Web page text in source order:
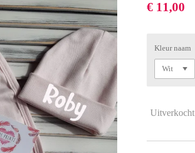
€ 11,00
Kleur naam
Uitverkocht